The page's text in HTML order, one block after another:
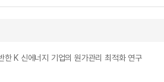
K 신에너지 기업의 원가관리 최적화 연구